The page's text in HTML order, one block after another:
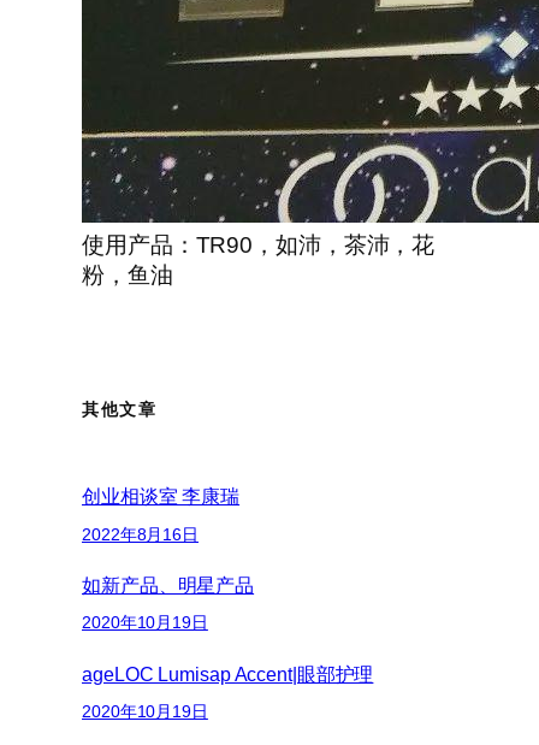
使用产品：TR90，如沛，茶沛，花
粉，鱼油
其他文章
创业相谈室 李康瑞
2022年8月16日
如新产品、明星产品
2020年10月19日
ageLOC Lumisap Accent|眼部护理
2020年10月19日